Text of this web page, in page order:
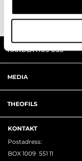
HANDLA HOS OSS
MEDIA
THEOFILS
KONTAKT
Postadress:
BOX 1009 551 11